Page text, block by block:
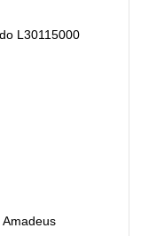
L30115000